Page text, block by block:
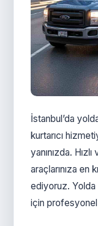
İstanbul’da
kurtarıcı
yanınızda.
araçlarınıza en
ediyoruz. Yolda
için